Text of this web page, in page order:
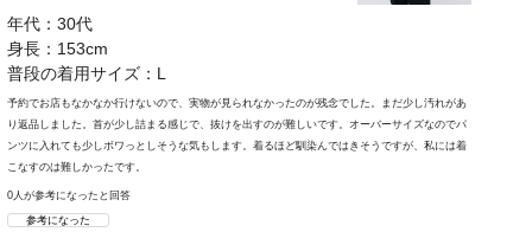
年代：30代
身長：153cm
普段の着用サイズ：L
予約でお店もなかなか行けないので、実物が見られなかったのが残念でした。まだ少し汚れがあ
り返品しました。首が少し詰まる感じで、抜けを出すのが難しいです。オーバーサイズなのでパ
ンツに入れても少しボワっとしそうな気もします。着るほど馴染んではきそうですが、私には着
こなすのは難しかったです。
0人が参考になったと回答
参考になった